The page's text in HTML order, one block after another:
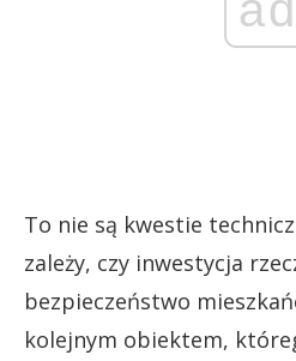
To nie są kwestie
zależy, czy inwestycja
bezpieczeństwo
kolejnym obiektem,